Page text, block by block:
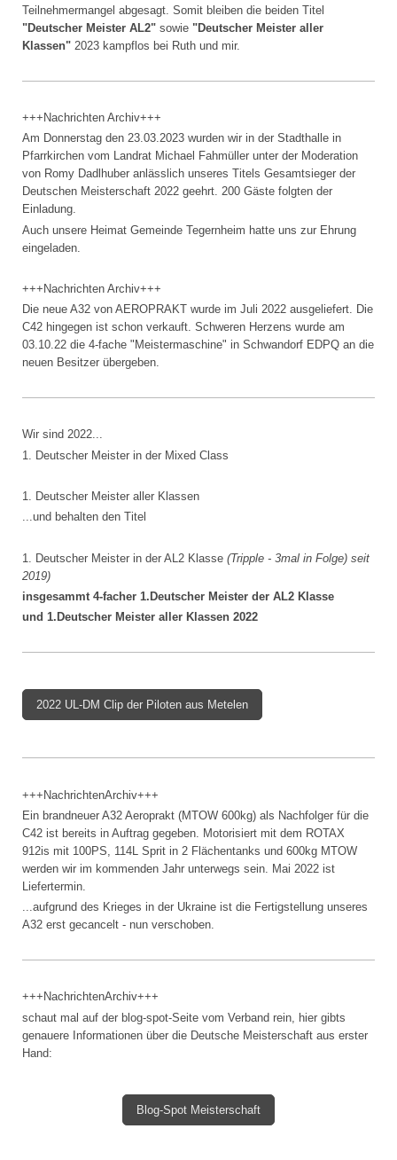
Teilnehmermangel abgesagt. Somit bleiben die beiden Titel
"Deutscher Meister AL2" sowie "Deutscher Meister aller
Klassen" 2023 kampflos bei Ruth und mir.
+++Nachrichten Archiv+++
Am Donnerstag den 23.03.2023 wurden wir in der Stadthalle in
Pfarrkirchen vom Landrat Michael Fahmüller unter der Moderation
von Romy Dadlhuber anlässlich unseres Titels Gesamtsieger der
Deutschen Meisterschaft 2022 geehrt. 200 Gäste folgten der
Einladung.
Auch unsere Heimat Gemeinde Tegernheim hatte uns zur Ehrung
eingeladen.
+++Nachrichten Archiv+++
Die neue A32 von AEROPRAKT wurde im Juli 2022 ausgeliefert. Die
C42 hingegen ist schon verkauft. Schweren Herzens wurde am
03.10.22 die 4-fache "Meistermaschine" in Schwandorf EDPQ an die
neuen Besitzer übergeben.
Wir sind 2022...
1. Deutscher Meister in der Mixed Class
1. Deutscher Meister aller Klassen
...und behalten den Titel
1. Deutscher Meister in der AL2 Klasse (Tripple - 3mal in Folge) seit
2019)
insgesammt 4-facher 1.Deutscher Meister der AL2 Klasse
und 1.Deutscher Meister aller Klassen 2022
2022 UL-DM Clip der Piloten aus Metelen
+++NachrichtenArchiv+++
Ein brandneuer A32 Aeroprakt (MTOW 600kg) als Nachfolger für die
C42 ist bereits in Auftrag gegeben. Motorisiert mit dem ROTAX
912is mit 100PS, 114L Sprit in 2 Flächentanks und 600kg MTOW
werden wir im kommenden Jahr unterwegs sein. Mai 2022 ist
Liefertermin.
...aufgrund des Krieges in der Ukraine ist die Fertigstellung unseres
A32 erst gecancelt - nun verschoben.
+++NachrichtenArchiv+++
schaut mal auf der blog-spot-Seite vom Verband rein, hier gibts
genauere Informationen über die Deutsche Meisterschaft aus erster
Hand:
Blog-Spot Meisterschaft